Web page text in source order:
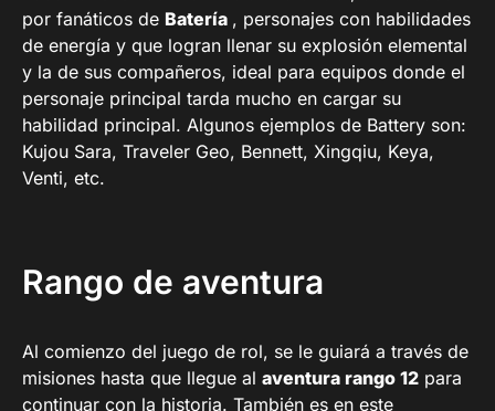
por fanáticos de Batería , personajes con habilidades
de energía y que logran llenar su explosión elemental
y la de sus compañeros, ideal para equipos donde el
personaje principal tarda mucho en cargar su
habilidad principal. Algunos ejemplos de Battery son:
Kujou Sara, Traveler Geo, Bennett, Xingqiu, Keya,
Venti, etc.
Rango de aventura
Al comienzo del juego de rol, se le guiará a través de
misiones hasta que llegue al aventura rango 12 para
continuar con la historia. También es en este